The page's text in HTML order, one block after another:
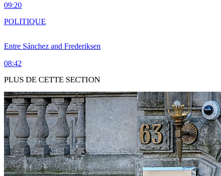
09:20
Entre Sánchez and Frederiksen
08:42
POLITIQUE
PLUS DE CETTE SECTION